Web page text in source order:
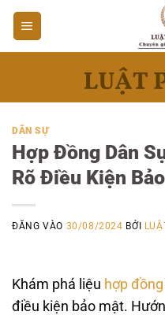
Bỏ
qua
nội
DÂN SỰ
Hợp Đồng Dân
Rõ Điều Kiện
ĐĂNG VÀO 30/08/2024 BỞI
Khám phá liệu hợp đồng
điều kiện bảo mật.